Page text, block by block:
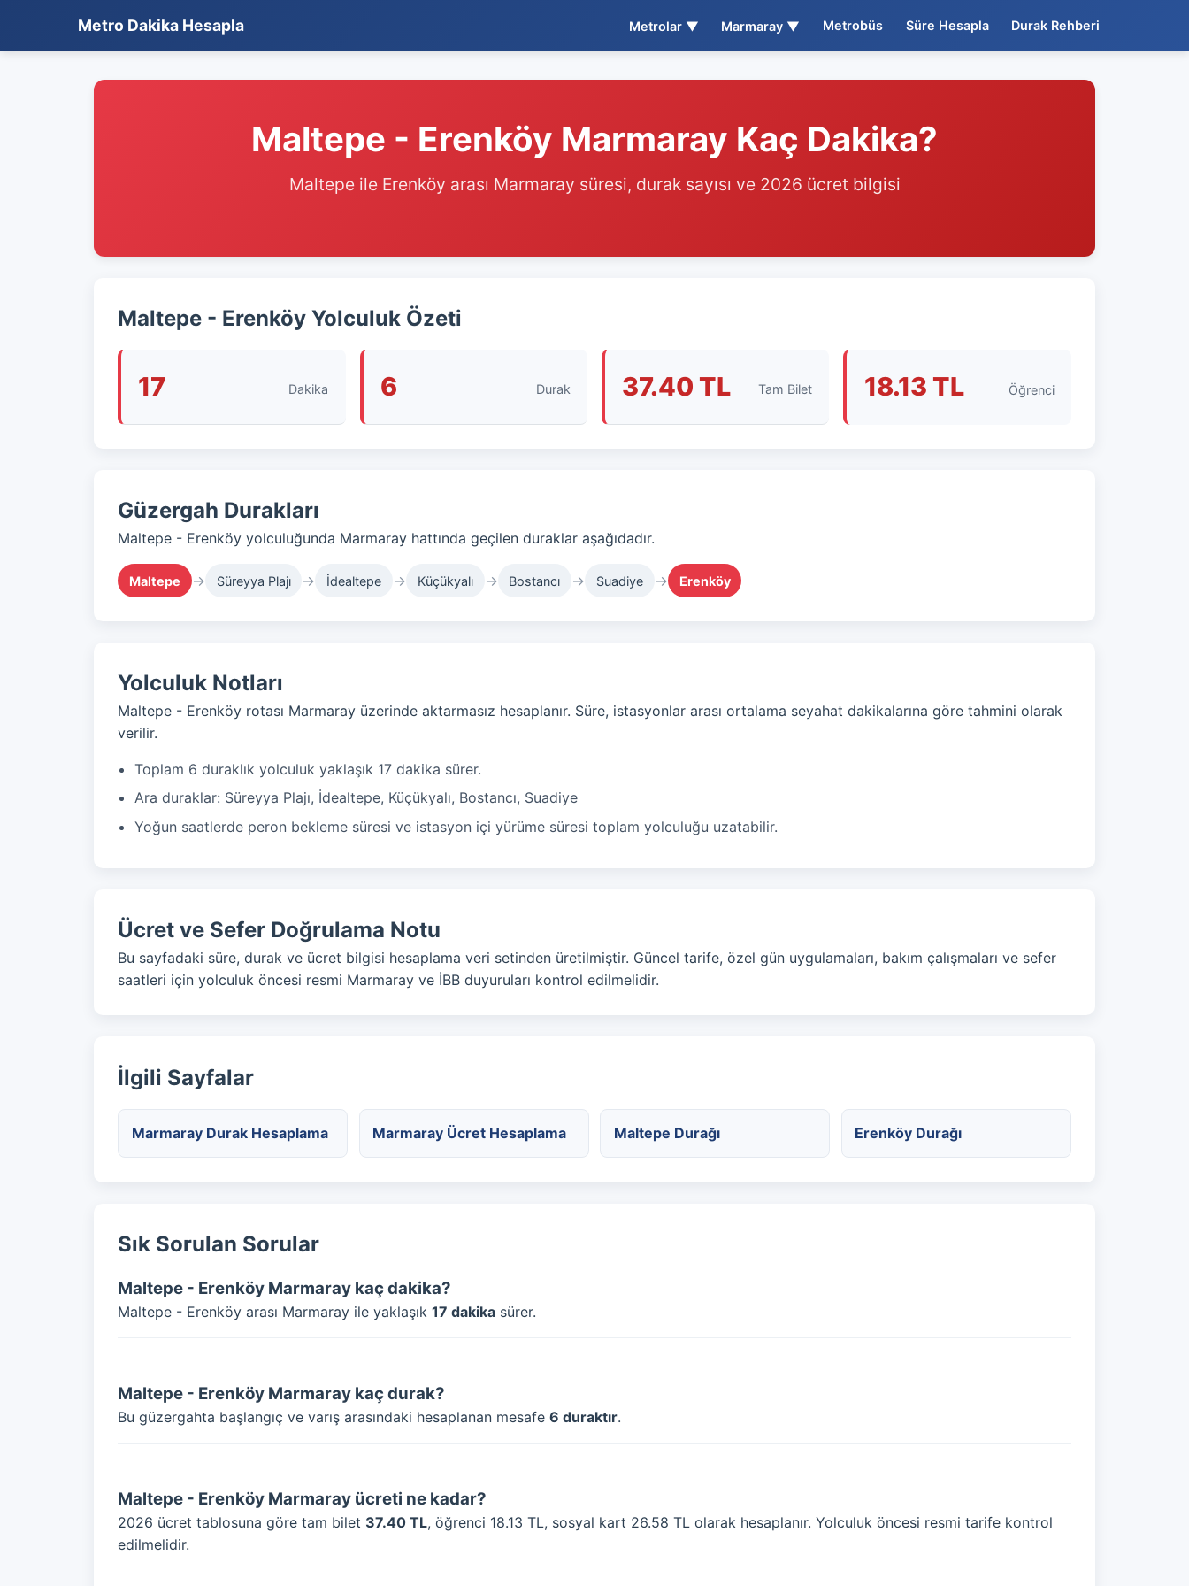
Metro Dakika Hesapla Metrolar ▼ Marmaray ▼ Metrobüs Süre Hesapla Durak Rehberi
Maltepe - Erenköy Marmaray Kaç Dakika?
Maltepe ile Erenköy arası Marmaray süresi, durak sayısı ve 2026 ücret bilgisi
Maltepe - Erenköy Yolculuk Özeti
17 Dakika 6 Durak 37.40 TL Tam Bilet 18.13 TL Öğrenci
Güzergah Durakları
Maltepe - Erenköy yolculuğunda Marmaray hattında geçilen duraklar aşağıdadır.
Maltepe → Süreyya Plajı → İdealtepe → Küçükyalı → Bostancı → Suadiye → Erenköy
Yolculuk Notları
Maltepe - Erenköy rotası Marmaray üzerinde aktarmasız hesaplanır. Süre, istasyonlar arası ortalama seyahat dakikalarına göre tahmini olarak
verilir.
Toplam 6 duraklık yolculuk yaklaşık 17 dakika sürer.
Ara duraklar: Süreyya Plajı, İdealtepe, Küçükyalı, Bostancı, Suadiye
Yoğun saatlerde peron bekleme süresi ve istasyon içi yürüme süresi toplam yolculuğu uzatabilir.
Ücret ve Sefer Doğrulama Notu
Bu sayfadaki süre, durak ve ücret bilgisi hesaplama veri setinden üretilmiştir. Güncel tarife, özel gün uygulamaları, bakım çalışmaları ve sefer
saatleri için yolculuk öncesi resmi Marmaray ve İBB duyuruları kontrol edilmelidir.
İlgili Sayfalar
Marmaray Durak Hesaplama Marmaray Ücret Hesaplama Maltepe Durağı Erenköy Durağı
Sık Sorulan Sorular
Maltepe - Erenköy Marmaray kaç dakika?
Maltepe - Erenköy arası Marmaray ile yaklaşık17 dakika sürer.
Maltepe - Erenköy Marmaray kaç durak?
Bu güzergahta başlangıç ve varış arasındaki hesaplanan mesafe6 duraktır.
Maltepe - Erenköy Marmaray ücreti ne kadar?
2026 ücret tablosuna göre tam bilet 37.40 TL, öğrenci 18.13 TL, sosyal kart 26.58 TL olarak hesaplanır. Yolculuk öncesi resmi tarife kontrol
edilmelidir.